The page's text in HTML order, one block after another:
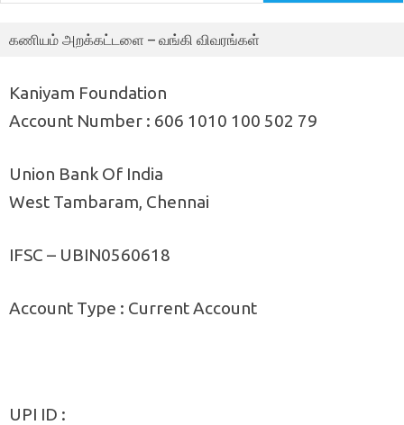
கணியம் அறக்கட்டளை – வங்கி விவரங்கள்
Kaniyam Foundation
Account Number : 606 1010 100 502 79
Union Bank Of India
West Tambaram, Chennai
IFSC – UBIN0560618
Account Type : Current Account
UPI ID :